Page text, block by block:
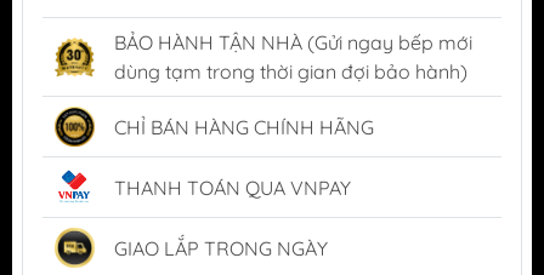
BẢO HÀNH TẬN NHÀ (Gửi ngay bếp mới
dùng tạm trong thời gian đợi bảo hành)
CHỈ BÁN HÀNG CHÍNH HÃNG
THANH TOÁN QUA VNPAY
GIAO LẮP TRONG NGÀY